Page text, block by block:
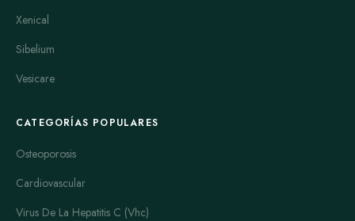
Xenical
Sibelium
Vesicare
CATEGORÍAS POPULARES
Osteoporosis
Cardiovascular
Virus De La Hepatitis C (Vhc)